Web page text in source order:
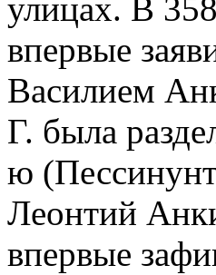
улицах. В
впервые
Василием
Г. была
ю
Леонтий
впервые